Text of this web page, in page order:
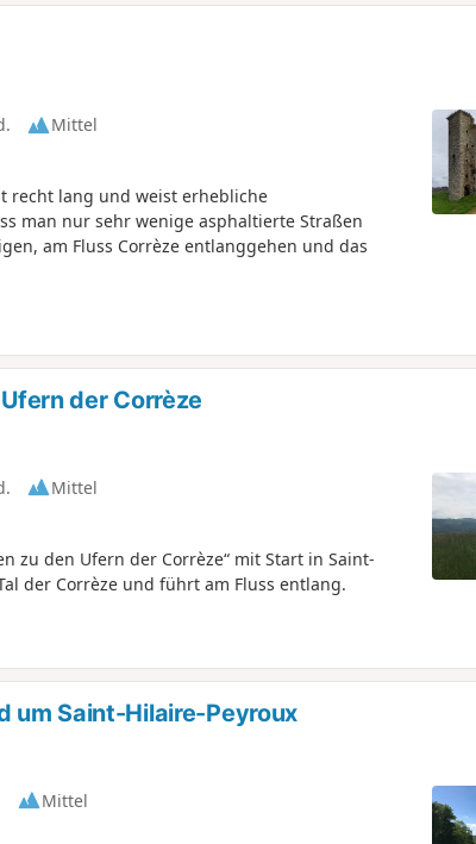
Mittel
recht lang und weist erhebliche
man nur sehr wenige asphaltierte Straßen
am Fluss Corrèze entlanggehen und das
der Corrèze
Mittel
zu den Ufern der Corrèze“ mit Start in Saint-
der Corrèze und führt am Fluss entlang.
um Saint-Hilaire-Peyroux
Mittel